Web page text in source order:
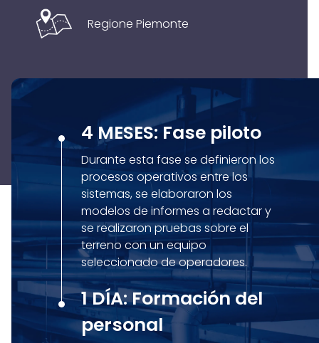
Regione Piemonte
4 MESES: Fase piloto
Durante esta fase se definieron los
procesos operativos entre los
sistemas, se elaboraron los
modelos de informes a redactar y
se realizaron pruebas sobre el
terreno con un equipo
seleccionado de operadores.
1 DÍA: Formación del
personal